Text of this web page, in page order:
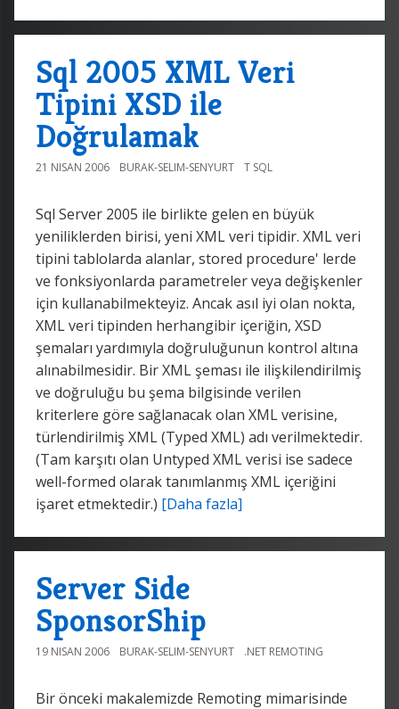
Sql 2005 XML Veri
Tipini XSD ile
Doğrulamak
21 NISAN 2006 BURAK-SELIM-SENYURT T SQL
Sql Server 2005 ile birlikte gelen en büyük
yeniliklerden birisi, yeni XML veri tipidir. XML veri
tipini tablolarda alanlar, stored procedure' lerde
ve fonksiyonlarda parametreler veya değişkenler
için kullanabilmekteyiz. Ancak asıl iyi olan nokta,
XML veri tipinden herhangibir içeriğin, XSD
şemaları yardımıyla doğruluğunun kontrol altına
alınabilmesidir. Bir XML şeması ile ilişkilendirilmiş
ve doğruluğu bu şema bilgisinde verilen
kriterlere göre sağlanacak olan XML verisine,
türlendirilmiş XML (Typed XML) adı verilmektedir.
(Tam karşıtı olan Untyped XML verisi ise sadece
well-formed olarak tanımlanmış XML içeriğini
işaret etmektedir.) [Daha fazla]
Server Side
SponsorShip
19 NISAN 2006 BURAK-SELIM-SENYURT .NET REMOTING
Bir önceki makalemizde Remoting mimarisinde